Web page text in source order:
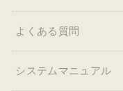
よくある質問
システムマニュアル